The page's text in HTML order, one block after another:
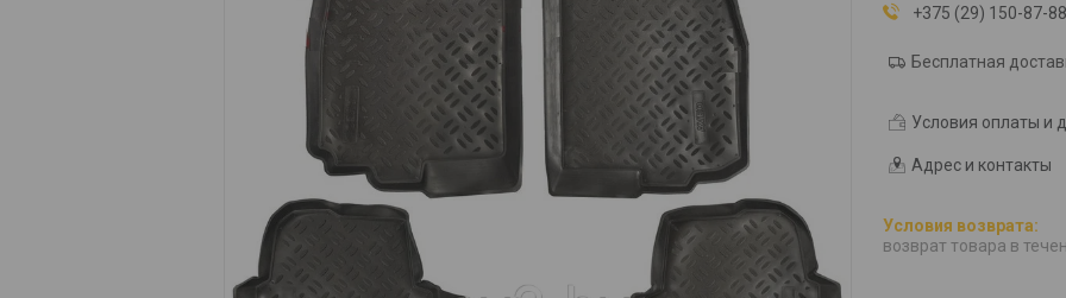
+375 (29) 150-87-
Бесплатная
Условия оплаты и
Адрес и контакты
возврат товара в